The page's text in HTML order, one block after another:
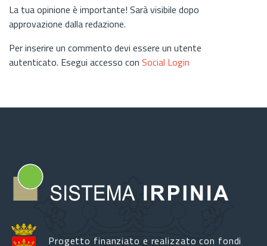
La tua opinione è importante! Sarà visibile dopo
approvazione dalla redazione.
Per inserire un commento devi essere un utente
autenticato. Esegui accesso con Social Login
Progetto finanziato e realizzato con fondi